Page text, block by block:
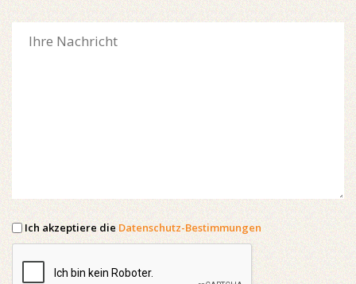
Ich akzeptiere die Datenschutz-Bestimmungen